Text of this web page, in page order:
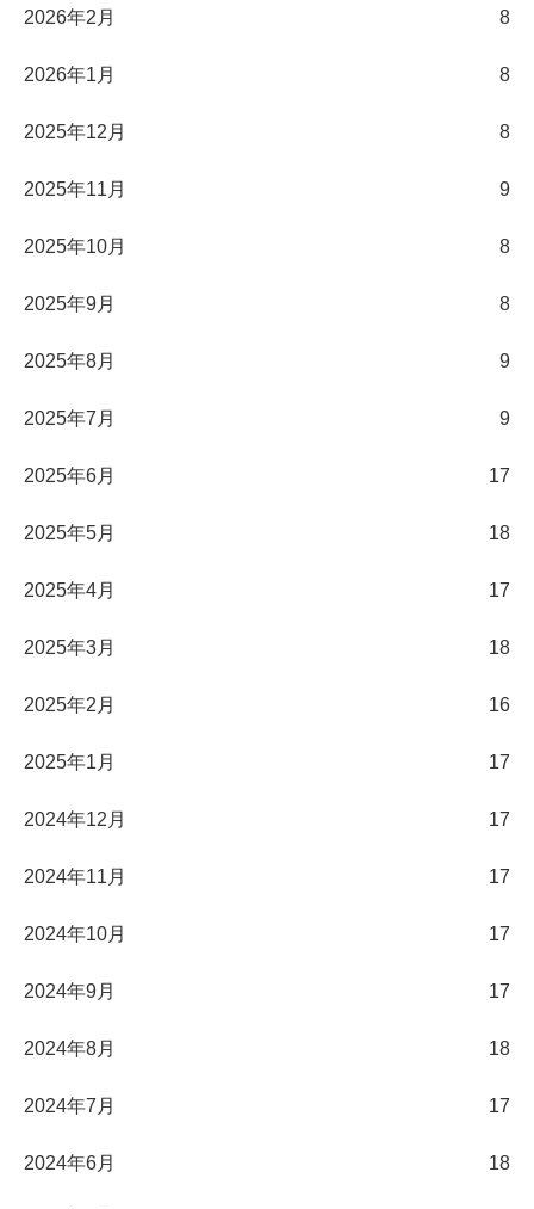
2026年2月 8
2026年1月 8
2025年12月 8
2025年11月 9
2025年10月 8
2025年9月 8
2025年8月 9
2025年7月 9
2025年6月 17
2025年5月 18
2025年4月 17
2025年3月 18
2025年2月 16
2025年1月 17
2024年12月 17
2024年11月 17
2024年10月 17
2024年9月 17
2024年8月 18
2024年7月 17
2024年6月 18